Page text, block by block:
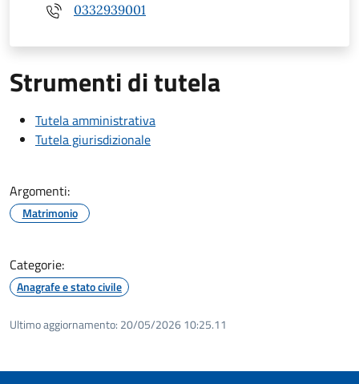
0332939001
Strumenti di tutela
Tutela amministrativa
Tutela giurisdizionale
Argomenti:
Matrimonio
Categorie:
Anagrafe e stato civile
Ultimo aggiornamento: 20/05/2026 10:25.11